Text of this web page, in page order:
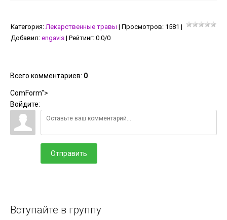
Категория: Лекарственные травы | Просмотров: 1581 |
Добавил: engavis | Рейтинг: 0.0/0
Всего комментариев: 0
ComForm">
Войдите:
Отправить
Вступайте в группу